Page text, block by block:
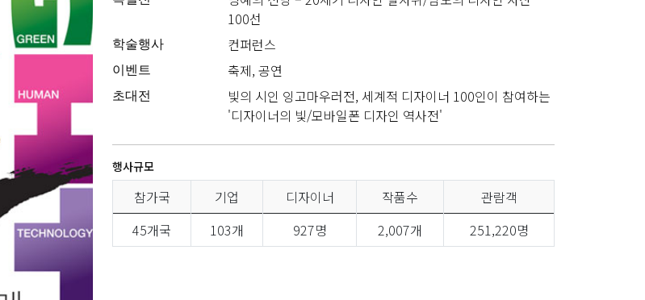
100선
학술행사 컨퍼런스
이벤트 축제, 공연
초대전
빛의 시인 잉고마우러전, 세계적 디자이너 100인이 참여하는
'디자이너의 빛/모바일폰 디자인 역사전'
행사규모
참가국 기업 디자이너 작품수
관람객
45개국
103개 927명 2,007개 251,220명